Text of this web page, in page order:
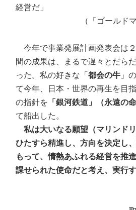
経営だ」
（「ゴールド
今年で事業発展計画発表会は
間の成果は、まるで遅々とだら
った。私の好きな「都会の牛 」
て今年、日本・世界の再生を目
の指針を 「銀河鉄道」（永遠の
て船出した。
私は大いなる願望（マリンド
ひたすら精進し、方向を決定し
もって、情熱あふれる経営を推
課せられた使命だと考え、実行す